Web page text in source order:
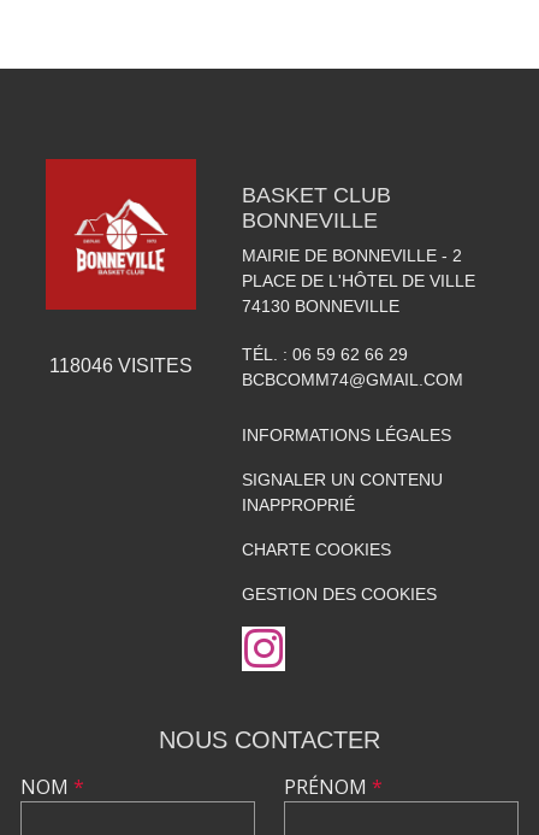
118046VISITES
BASKET CLUB
BONNEVILLE
MAIRIE DE BONNEVILLE - 2
PLACE DE L'HÔTEL DE VILLE
74130 BONNEVILLE
TÉL. : 06 59 62 66 29
BCBCOMM74@GMAIL.COM
INFORMATIONS LÉGALES
SIGNALER UN CONTENU
INAPPROPRIÉ
CHARTE COOKIES
GESTION DES COOKIES
NOUS CONTACTER
NOM * PRÉNOM *